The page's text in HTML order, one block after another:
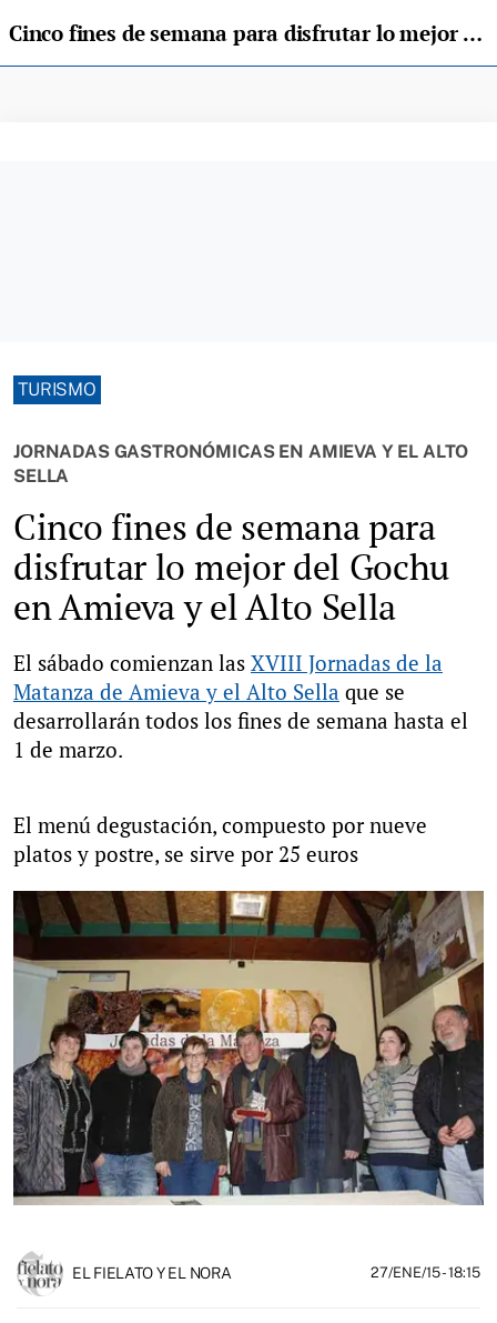
Cinco fines de semana para disfrutar lo mejor del Gochu en Amieva y el Alto Sella
TURISMO
JORNADAS GASTRONÓMICAS EN AMIEVA Y EL ALTO
SELLA
Cinco fines de semana para
disfrutar lo mejor del Gochu
en Amieva y el Alto Sella
El sábado comienzan las XVIII Jornadas de la
Matanza de Amieva y el Alto Sella que se
desarrollarán todos los fines de semana hasta el
1 de marzo.
El menú degustación, compuesto por nueve
platos y postre, se sirve por 25 euros
EL FIELATO Y EL NORA 27/ENE/15- 18:15